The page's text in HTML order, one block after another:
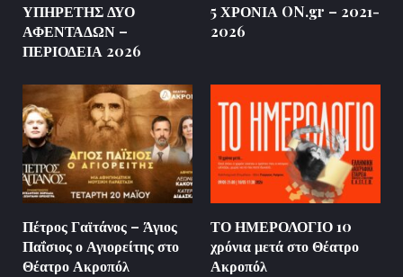
ΥΠΗΡΕΤΗΣ ΔΥΟ
ΑΦΕΝΤΑΔΩΝ –
ΠΕΡΙΟΔΕΙΑ 2026
5 ΧΡΟΝΙΑ ON.gr – 2021-
2026
Πέτρος Γαϊτάνος – Άγιος
Παΐσιος ο Αγιορείτης στο
Θέατρο Ακροπόλ
ΤΟ ΗΜΕΡΟΛΟΓΙΟ 10
χρόνια μετά στο Θέατρο
Ακροπόλ